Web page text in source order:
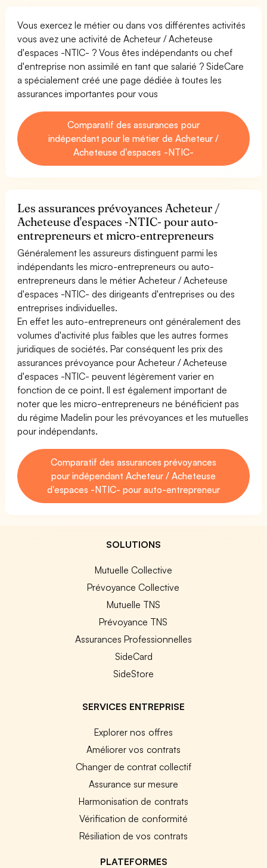
Vous exercez le métier ou dans vos différentes activités
vous avez une activité de Acheteur / Acheteuse
d'espaces -NTIC- ? Vous êtes indépendants ou chef
d'entreprise non assimilé en tant que salarié ? SideCare
a spécialement créé une page dédiée à toutes les
assurances importantes pour vous
Comparatif des assurances pour
indépendant pour le métier de Acheteur /
Acheteuse d'espaces -NTIC-
Les assurances prévoyances Acheteur /
Acheteuse d'espaces -NTIC- pour auto-
entrepreneurs et micro-entrepreneurs
Généralement les assureurs distinguent parmi les
indépendants les micro-entrepreneurs ou auto-
entrepreneurs dans le métier Acheteur / Acheteuse
d'espaces -NTIC- des dirigeants d'entreprises ou des
entreprises individuelles.
En effet les auto-entrepreneurs ont généralement des
volumes d'activité plus faibles que les autres formes
juridiques de sociétés. Par conséquent les prix des
assurances prévoyance pour Acheteur / Acheteuse
d'espaces -NTIC- peuvent légèrement varier en
fonction de ce point. Il est également important de
noter que les micro-entrepreneurs ne bénéficient pas
du régime Madelin pour les prévoyances et les mutuelles
pour indépendants.
Comparatif des assurances prévoyances
pour indépendant Acheteur / Acheteuse
d'espaces -NTIC- pour auto-entrepreneur
SOLUTIONS
Mutuelle Collective
Prévoyance Collective
Mutuelle TNS
Prévoyance TNS
Assurances Professionnelles
SideCard
SideStore
SERVICES ENTREPRISE
Explorer nos offres
Améliorer vos contrats
Changer de contrat collectif
Assurance sur mesure
Harmonisation de contrats
Vérification de conformité
Résiliation de vos contrats
PLATEFORMES